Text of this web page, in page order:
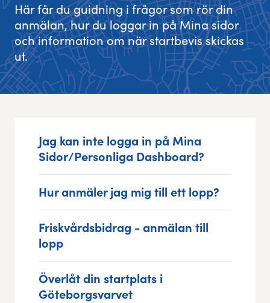
Här får du guidning i frågor som rör din
anmälan, hur du loggar in på Mina sidor
och information om när startbevis skickas
ut.
Jag kan inte logga in på Mina
Sidor/Personliga Dashboard?
Hur anmäler jag mig till ett lopp?
Friskvårdsbidrag - anmälan till
lopp
Överlåt din startplats i
Göteborgsvarvet
Löparinspiration och träning
Spring för välgörenhet
Göteborgsvarvet familjeområde
Hållbarhet
Göteborgsvarvets historia
Varvetmilen